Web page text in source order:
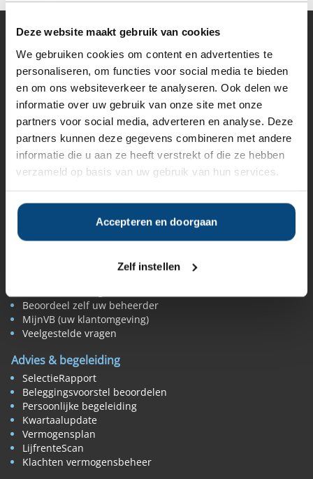
Deze website maakt gebruik van cookies
We gebruiken cookies om content en advertenties te
personaliseren, om functies voor social media te bieden
en om ons websiteverkeer te analyseren. Ook delen we
informatie over uw gebruik van onze site met onze
partners voor social media, adverteren en analyse. Deze
partners kunnen deze gegevens combineren met andere
informatie die u aan ze heeft verstrekt of die ze hebben
verzameld op basis van uw gebruik van hun services.
Accepteren en doorgaan
Zelf instellen
Vermogensbeheer
Alle vermogensbeheerders in Nederland
Private banks
Vermogensbeheerders per regio
Zelfstandige vermogensbeheerders
Online vermogensbeheerders
Algemene banken
Niet meer actieve beheerders
Toezicht
Belangenverenigingen
Beoordelen & vergelijken
De beste vermogensbeheerder
Beoordeel zelf uw beheerder
MijnVB (uw klantomgeving)
Veelgestelde vragen
Advies & begeleiding
SelectieRapport
Beleggingsvoorstel beoordelen
Persoonlijke begeleiding
Kwartaalupdate
Vermogensplan
LijfrenteScan
Klachten vermogensbeheer